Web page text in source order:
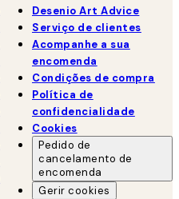
Desenio Art Advice
Serviço de clientes
Acompanhe a sua
encomenda
Condições de compra
Política de
confidencialidade
Cookies
Pedido de
cancelamento de
encomenda
Gerir cookies